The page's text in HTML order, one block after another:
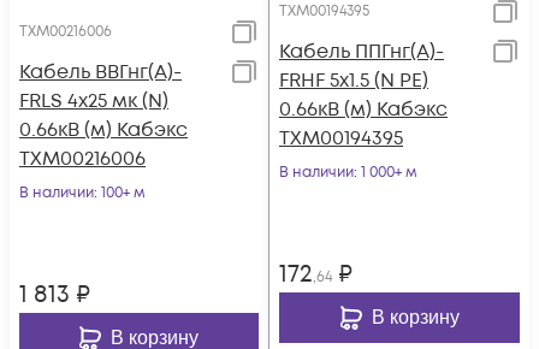
ТХМ00216006
Кабель ВВГнг(А)-
FRLS 4х25 мк (N)
0.66кВ (м) Кабэкс
ТХМ00216006
В наличии: 100+ м
1 813 ₽
В корзину
ТХМ00194395
Кабель ППГнг(А)-
FRHF 5х1.5 (N PE)
0.66кВ (м) Кабэкс
ТХМ00194395
В наличии: 1 000+ м
172,64 ₽
В корзину